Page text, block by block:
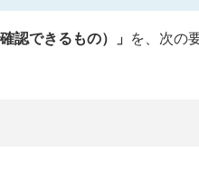
認できるもの）」
を、次の